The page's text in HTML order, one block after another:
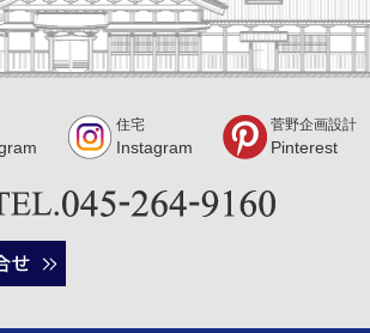
住宅
Instagram
菅野企画設計
Pinterest